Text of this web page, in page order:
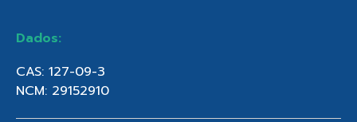
Dados:
CAS: 127-09-3
NCM: 29152910